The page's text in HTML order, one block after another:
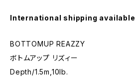
International shipping available
BOTTOMUP REAZZY
ボトムアップ リズィー
Depth/1.5m,10lb.